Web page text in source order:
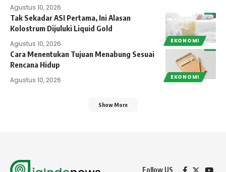
Agustus 10, 2026
EKONOMI
Tak Sekadar ASI Pertama, Ini Alasan
Kolostrum Dijuluki Liquid Gold
Agustus 10, 2026
EKONOMI
Cara Menentukan Tujuan Menabung Sesuai
Rencana Hidup
Agustus 10, 2026
Show More
Follow US